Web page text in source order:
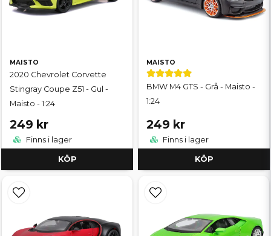
MAISTO
2020 Chevrolet Corvette
Stingray Coupe Z51 - Gul -
Maisto - 1:24
249 kr
Finns i lager
KÖP
MAISTO
BMW M4 GTS - Grå - Maisto -
1:24
249 kr
Finns i lager
KÖP